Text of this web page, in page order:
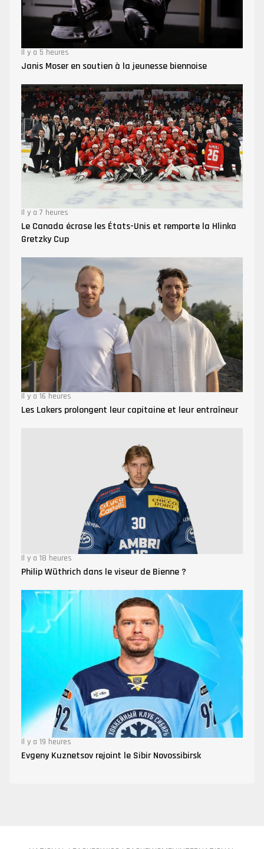
Il y a 5 heures
Janis Moser en soutien à la jeunesse biennoise
Il y a 7 heures
Le Canada écrase les États-Unis et remporte la Hlinka
Gretzky Cup
Il y a 16 heures
Les Lakers prolongent leur capitaine et leur entraîneur
Il y a 18 heures
Philip Wüthrich dans le viseur de Bienne ?
Il y a 19 heures
Evgeny Kuznetsov rejoint le Sibir Novossibirsk